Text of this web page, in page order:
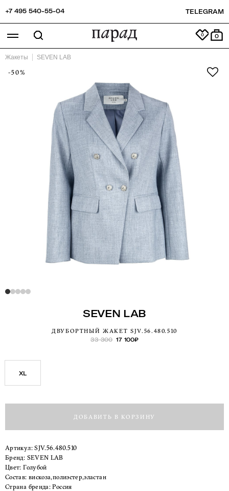
+7 495 540-55-04 TELEGRAM
0
Жакеты SEVEN LAB
-50%
SEVEN LAB
ДВУБОРТНЫЙ ЖАКЕТ SJV.56.480.510
33 300 17 100₽
XL
ДОБАВИТЬ В КОРЗИНУ
Артикул:SJV.56.480.510
Бренд:
SEVEN LAB
Цвет:
Голубой
Состав: вискоза,полиэстер,эластан
Страна бренда: Россия